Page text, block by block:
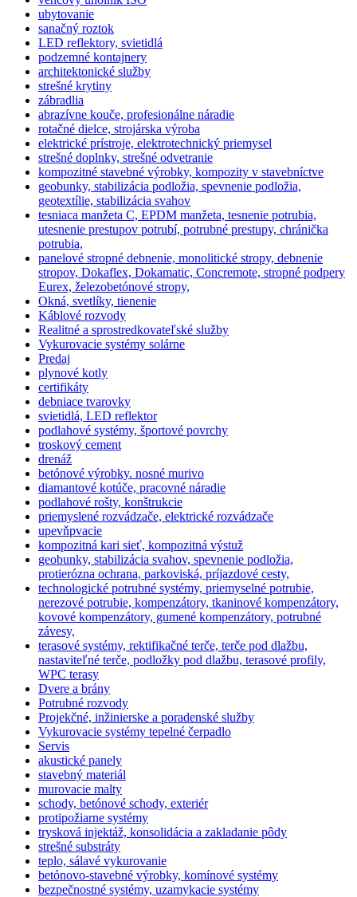
ubytovanie
sanačný roztok
LED reflektory, svietidlá
podzemné kontajnery
architektonické služby
strešné krytiny
zábradlia
abrazívne kouče, profesionálne náradie
rotačné dielce, strojárska výroba
elektrické prístroje, elektrotechnický priemysel
strešné doplnky, strešné odvetranie
kompozitné stavebné výrobky, kompozity v stavebníctve
geobunky, stabilizácia podložia, spevnenie podložia,
geotextílie, stabilizácia svahov
tesniaca manžeta C, EPDM manžeta, tesnenie potrubia,
utesnenie prestupov potrubí, potrubné prestupy, chránička
potrubia,
panelové stropné debnenie, monolitické stropy, debnenie
stropov, Dokaflex, Dokamatic, Concremote, stropné podpery
Eurex, železobetónové stropy,
Okná, svetlíky, tienenie
Káblové rozvody
Realitné a sprostredkovateľské služby
Vykurovacie systémy solárne
Predaj
plynové kotly
certifikáty
debniace tvarovky
svietidlá, LED reflektor
podlahové systémy, športové povrchy
troskový cement
drenáž
betónové výrobky. nosné murivo
diamantové kotúče, pracovné náradie
podlahové rošty, konštrukcie
priemyslené rozvádzače, elektrické rozvádzače
upevňpvacie
kompozitná kari sieť, kompozitná výstuž
geobunky, stabilizácia svahov, spevnenie podložia,
protierózna ochrana, parkoviská, príjazdové cesty,
technologické potrubné systémy, priemyselné potrubie,
nerezové potrubie, kompenzátory, tkaninové kompenzátory,
kovové kompenzátory, gumené kompenzátory, potrubné
závesy,
terasové systémy, rektifikačné terče, terče pod dlažbu,
nastaviteľné terče, podložky pod dlažbu, terasové profily,
WPC terasy
Dvere a brány
Potrubné rozvody
Projekčné, inžinierske a poradenské služby
Vykurovacie systémy tepelné čerpadlo
Servis
akustické panely
stavebný materiál
murovacie malty
schody, betónové schody, exteriér
protipožiarne systémy
trysková injektáž, konsolidácia a zakladanie pôdy
strešné substráty
teplo, sálavé vykurovanie
betónovo-stavebné výrobky, komínové systémy
bezpečnostné systémy, uzamykacie systémy